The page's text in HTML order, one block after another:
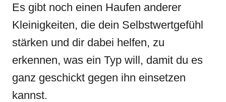
Es gibt noch einen Haufen anderer
Kleinigkeiten, die dein Selbstwertgefühl
stärken und dir dabei helfen, zu
erkennen, was ein Typ will, damit du es
ganz geschickt gegen ihn einsetzen
kannst.